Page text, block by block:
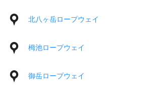
北八ヶ岳ロープウェイ
栂池ロープウェイ
御岳ロープウェイ